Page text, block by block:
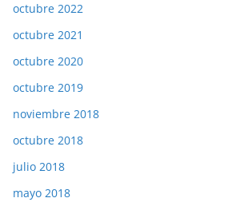
octubre 2022
octubre 2021
octubre 2020
octubre 2019
noviembre 2018
octubre 2018
julio 2018
mayo 2018